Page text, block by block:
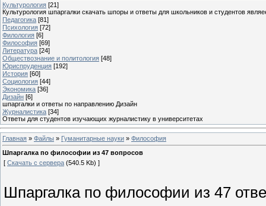
Культурология [21]
Культурология шпаргалки скачать шпоры и ответы для школьников и студентов
Педагогика [81]
Психология [72]
Филология [6]
Философия [69]
Литература [24]
Обществознание и политология [48]
Юриспруденция [192]
История [60]
Социология [44]
Экономика [36]
Дизайн [6]
шпаргалки и ответы по направлению Дизайн
Журналистика [34]
Ответы для студентов изучающих журналистику в университетах
Главная » Файлы » Гуманитарные науки » Философия
Шпаргалка по философии из 47 вопросов
[ Скачать с сервера (540.5 Kb) ]
Шпаргалка по философии из 47